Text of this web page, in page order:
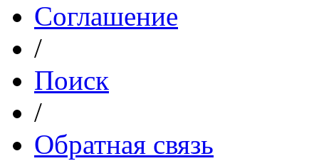
Соглашение
/
Поиск
/
Обратная связь